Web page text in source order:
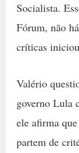
Socialista.
Fórum, não
críticas
Valério
governo Lula
ele afirma
partem de